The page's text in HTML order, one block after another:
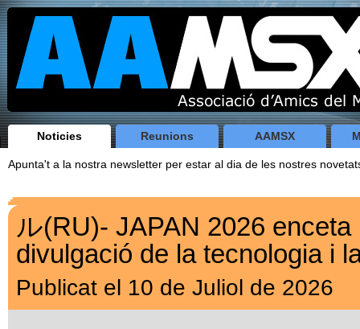
Noticies Reunions AAMSX
Apunta't a la nostra newsletter per estar al dia de les nostres
ル(RU)- JAPAN 2026
divulgació de la tecnologia i
Publicat el 10 de Juliol de 2026